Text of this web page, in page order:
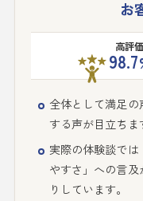
お
高評価
98.7
全体として満足
する声が目立ちま
実際の体験談で
やすさ」への言
りしています。